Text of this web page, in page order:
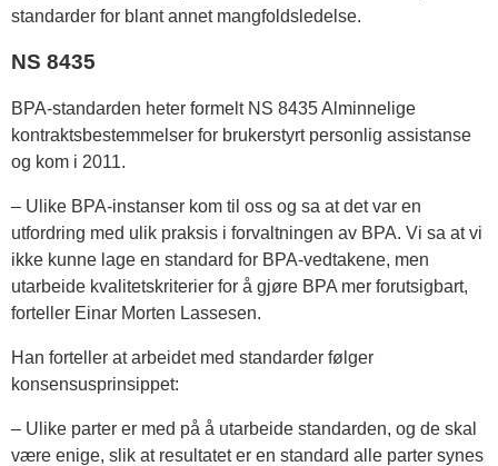
standarder for blant annet mangfoldsledelse.
NS 8435
BPA-standarden heter formelt NS 8435 Alminnelige
kontraktsbestemmelser for brukerstyrt personlig assistanse
og kom i 2011.
– Ulike BPA-instanser kom til oss og sa at det var en
utfordring med ulik praksis i forvaltningen av BPA. Vi sa at vi
ikke kunne lage en standard for BPA-vedtakene, men
utarbeide kvalitetskriterier for å gjøre BPA mer forutsigbart,
forteller Einar Morten Lassesen.
Han forteller at arbeidet med standarder følger
konsensusprinsippet:
– Ulike parter er med på å utarbeide standarden, og de skal
være enige, slik at resultatet er en standard alle parter synes